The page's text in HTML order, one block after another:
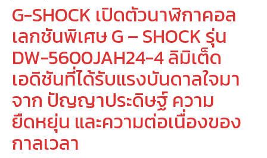
G-SHOCK เปิดตัวนาฬิกาคอล
เลกชันพิเศษ G – SHOCK รุ่น
DW-5600JAH24-4 ลิมิเต็ด
เอดิชันที่ได้รับแรงบันดาลใจมา
จาก ปัญญาประดิษฐ์ ความ
ยืดหยุ่น และความต่อเนื่องของ
กาลเวลา